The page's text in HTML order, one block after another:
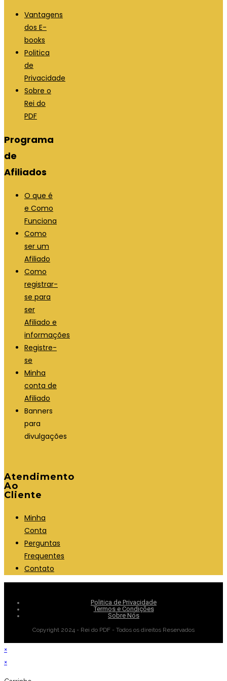
n
o
v
a
a
b
a
a
n
o
v
a
a
b
a
Vantagens
dos E-
books
Politica
de
Privacidade
Sobre o
Rei do
PDF
Programa
de
Afiliados
O que é
e Como
Funciona
Como
ser um
Afiliado
Como
registrar-
se para
ser
Afiliado e
informações
Registre-
se
Minha
conta de
Afiliado
Banners
para
divulgações
Atendimento
Ao
Cliente
Minha
Conta
Perguntas
Frequentes
Contato
Politica de Privacidade
Termos e Condições
Sobre Nós
Copyright 2024 - Rei do PDF - Todos os direitos Reservados
×
×